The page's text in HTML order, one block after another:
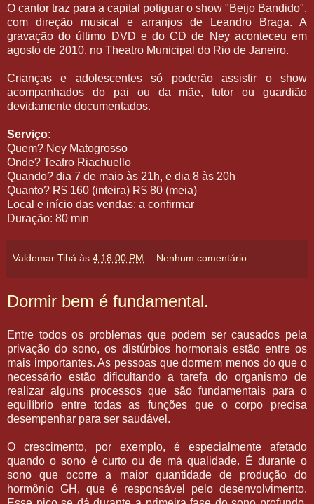
O cantor traz para a capital potiguar o show "Beijo Bandido",
com direção musical e arranjos de Leandro Braga. A
gravação do último DVD e do CD de Ney aconteceu em
agosto de 2010, no Theatro Municipal do Rio de Janeiro.
Crianças e adolescentes só poderão assistir o show
acompanhados do pai ou da mãe, tutor ou guardião
devidamente documentados.
Serviço:
Quem? Ney Matogrosso
Onde? Teatro Riachuello
Quando? dia 7 de maio às 21h, e dia 8 às 20h
Quanto? R$ 160 (inteira) R$ 80 (meia)
Local e início das vendas: a confirmar
Duração: 80 min
Valdemar Tibá às 4:18:00 PM Nenhum comentário:
Dormir bem é fundamental.
Entre todos os problemas que podem ser causados pela
privação do sono, os distúrbios hormonais estão entre os
mais importantes. As pessoas que dormem menos do que o
necessário estão dificultando a tarefa do organismo de
realizar alguns processos que são fundamentais para o
equilíbrio entre todas as funções que o corpo precisa
desempenhar para ser saudável.
O crescimento, por exemplo, é especialmente afetado
quando o sono é curto ou de má qualidade. É durante o
sono que ocorre a maior quantidade de produção do
hormônio GH, que é responsável pelo desenvolvimento.